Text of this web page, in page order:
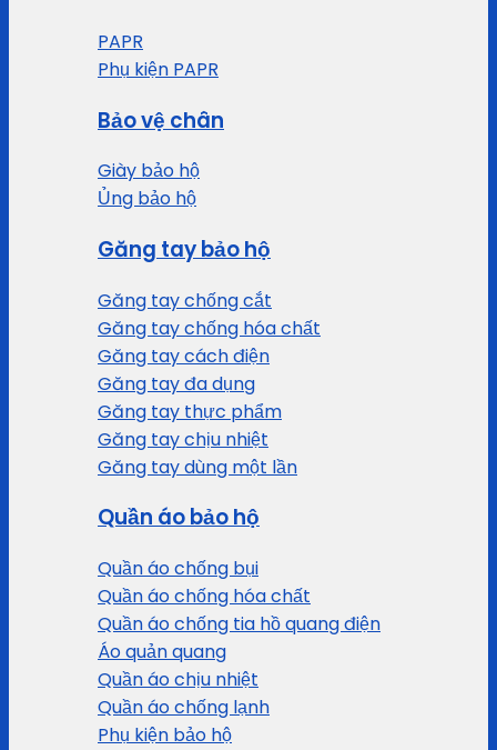
PAPR
Phụ kiện PAPR
Bảo vệ chân
Giày bảo hộ
Ủng bảo hộ
Găng tay bảo hộ
Găng tay chống cắt
Găng tay chống hóa chất
Găng tay cách điện
Găng tay đa dụng
Găng tay thực phẩm
Găng tay chịu nhiệt
Găng tay dùng một lần
Quần áo bảo hộ
Quần áo chống bụi
Quần áo chống hóa chất
Quần áo chống tia hồ quang điện
Áo quản quang
Quần áo chịu nhiệt
Quần áo chống lạnh
Phụ kiện bảo hộ